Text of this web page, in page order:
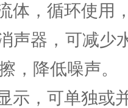
体，循环使用
声器，可减少
，降低噪声。
示，可单独或